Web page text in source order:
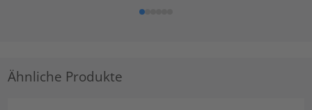
Ähnliche Produkte